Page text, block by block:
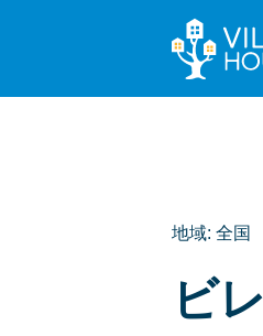
地域: 全国
ビ